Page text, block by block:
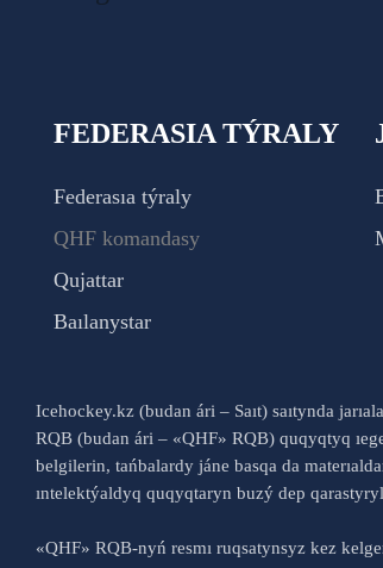
FEDERASIA TÝRALY
Federasıa týraly
QHF komandasy
Qujattar
Baılanystar
Icehockey.kz (budan ári – Saıt) saıtynda
RQB (budan ári – «QHF» RQB) quqyqtyq
belgilerin, tańbalardy jáne basqa da
ıntelektýaldyq quqyqtaryn buzý dep
«QHF» RQB-nyń resmı ruqsatynsyz kez